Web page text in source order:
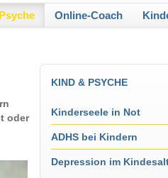
Online-Coach
oder
KIND & PSYCHE
Kinderseele in Not
ADHS bei Kindern
Depression im